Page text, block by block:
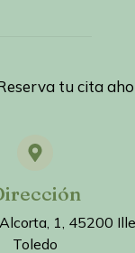
tu cita
1, 45200
Toledo